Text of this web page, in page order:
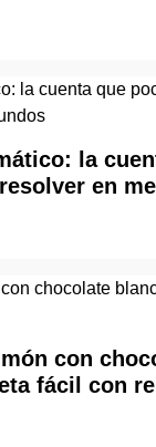
la
en
con
fácil con